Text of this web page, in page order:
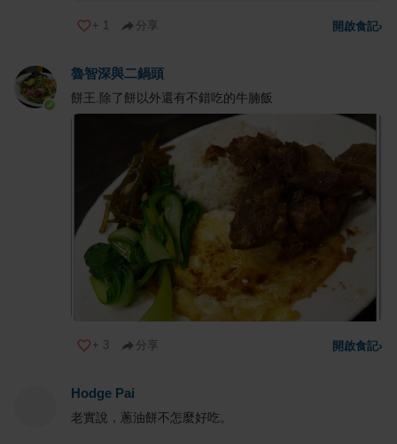
+ 1 分享 開啟食記›
魯智深與二鍋頭
餅王.除了餅以外還有不錯吃的牛腩飯
+ 3 分享 開啟食記›
Hodge Pai
老實說，蔥油餅不怎麼好吃。